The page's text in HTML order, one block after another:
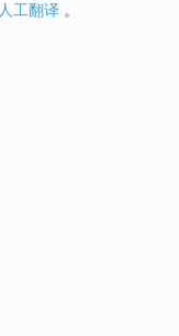
人工翻译 。